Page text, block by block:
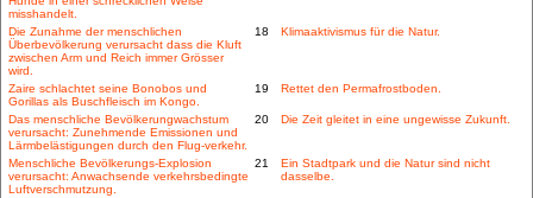
misshandelt.
Die Zunahme der menschlichen
Überbevölkerung verursacht dass die Kluft
zwischen Arm und Reich immer Grösser
wird.
18 Klimaaktivismus für die Natur.
Zaire schlachtet seine Bonobos und
Gorillas als Buschfleisch im Kongo.
19 Rettet den Permafrostboden.
Das menschliche Bevölkerungwachstum
verursacht: Zunehmende Emissionen und
Lärmbelästigungen durch den Flug-verkehr.
20 Die Zeit gleitet in eine ungewisse Zukunft.
Menschliche Bevölkerungs-Explosion
verursacht: Anwachsende verkehrsbedingte
Luftverschmutzung.
21
Ein Stadtpark und die Natur sind nicht
dasselbe.